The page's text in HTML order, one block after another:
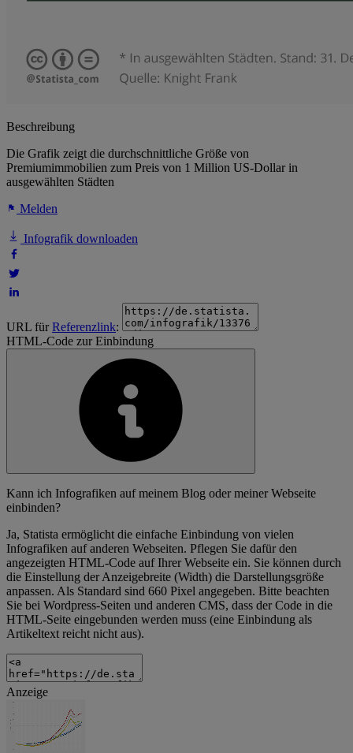
Beschreibung
Die Grafik zeigt die durchschnittliche Größe von
Premiumimmobilien zum Preis von 1 Million US-Dollar in
ausgewählten Städten
Melden
Infografik downloaden
URL fürReferenzlink:
HTML-Code zur Einbindung
Kann ich Infografiken auf meinem Blog oder meiner Webseite
einbinden?
Ja, Statista ermöglicht die einfache Einbindung von vielen
Infografiken auf anderen Webseiten. Pflegen Sie dafür den
angezeigten HTML-Code auf Ihrer Webseite ein. Sie können durch
die Einstellung der Anzeigebreite (Width) die Darstellungsgröße
anpassen. Als Standard sind 660 Pixel angegeben. Bitte beachten
Sie bei Wordpress-Seiten und anderen CMS, dass der Code in die
HTML-Seite eingebunden werden muss (eine Einbindung als
Artikeltext reicht nicht aus).
Anzeige